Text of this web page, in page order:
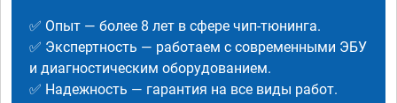
✅ Опыт — более 8 лет в сфере чип-тюнинга.
✅ Экспертность — работаем с современными ЭБУ
и диагностическим оборудованием.
✅ Надежность — гарантия на все виды работ.